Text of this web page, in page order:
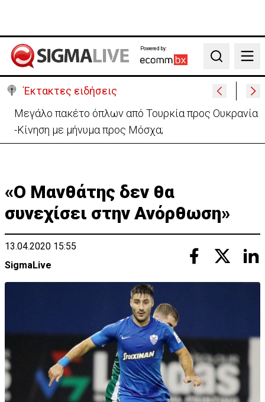
Powered by:
Search
Έκτακτες ειδήσεις
Μεγάλο πακέτο όπλων από Τουρκία προς Ουκρανία
-Κίνηση με μήνυμα προς Μόσχα;
«Ο Μανθάτης δεν θα
συνεχίσει στην Ανόρθωση»
13.04.2020 15:55
SigmaLive